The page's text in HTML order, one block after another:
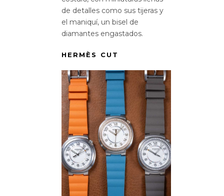
de detalles como sus tijeras y
el maniquí, un bisel de
diamantes engastados.
HERMÈS CUT